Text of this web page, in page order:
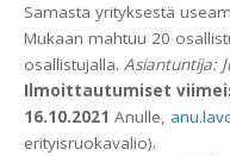
Samasta yrityksestä
Mukaan mahtuu 20
osallistujalla. Asiantuntija:
Ilmoittautumiset
16.10.2021 Anulle,
erityisruokavalio).